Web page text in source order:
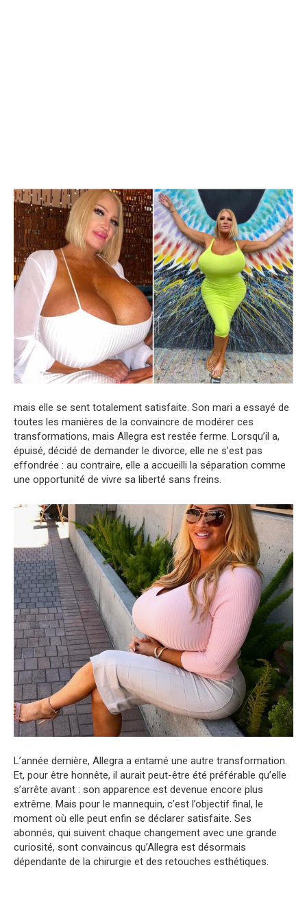
mais elle se sent totalement satisfaite. Son mari a essayé de
toutes les manières de la convaincre de modérer ces
transformations, mais Allegra est restée ferme. Lorsqu’il a,
épuisé, décidé de demander le divorce, elle ne s’est pas
effondrée : au contraire, elle a accueilli la séparation comme
une opportunité de vivre sa liberté sans freins.
L’année dernière, Allegra a entamé une autre transformation.
Et, pour être honnête, il aurait peut-être été préférable qu’elle
s’arrête avant : son apparence est devenue encore plus
extrême. Mais pour le mannequin, c’est l’objectif final, le
moment où elle peut enfin se déclarer satisfaite. Ses
abonnés, qui suivent chaque changement avec une grande
curiosité, sont convaincus qu’Allegra est désormais
dépendante de la chirurgie et des retouches esthétiques.